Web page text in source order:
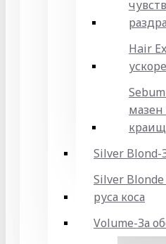
Hair
мазен
Silver Blond-
Silver Blonde
руса коса
Volume-За